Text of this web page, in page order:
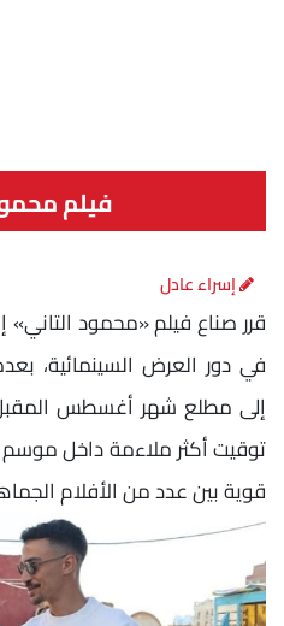
فيلم
إسراء عادل
قرر صناع فيلم «محمود
في دور العرض السينمائية،
إلى مطلع شهر أغسطس
توقيت أكثر ملاءمة داخل
قوية بين عدد من الأفلام